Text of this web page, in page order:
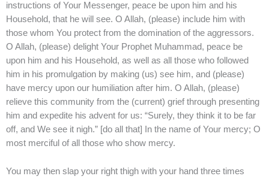
instructions of Your Messenger, peace be upon him and his
Household, that he will see. O Allah, (please) include him with
those whom You protect from the domination of the aggressors.
O Allah, (please) delight Your Prophet Muhammad, peace be
upon him and his Household, as well as all those who followed
him in his promulgation by making (us) see him, and (please)
have mercy upon our humiliation after him. O Allah, (please)
relieve this community from the (current) grief through presenting
him and expedite his advent for us: “Surely, they think it to be far
off, and We see it nigh.” [do all that] In the name of Your mercy; O
most merciful of all those who show mercy.
You may then slap your right thigh with your hand three times